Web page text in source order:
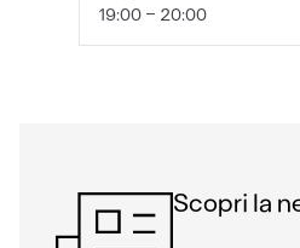
19:00 - 20:00
Scopri la